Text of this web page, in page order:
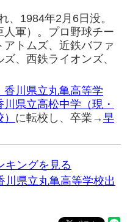
、1984年2月6日没。
軍）。プロ野球チー
トムズ、近鉄バファ
、西鉄ライオンズ、
香川県立丸亀高等学
川県立高松中学（現・
に転校し、卒業→早
キングを見る
川県立丸亀高等学校出